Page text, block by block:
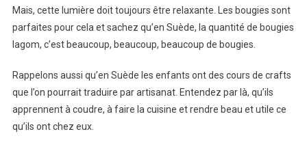
Mais, cette lumière doit toujours être relaxante. Les bougies sont
parfaites pour cela et sachez qu’en Suède, la quantité de bougies
lagom, c’est beaucoup, beaucoup, beaucoup de bougies.
Rappelons aussi qu’en Suède les enfants ont des cours de crafts
que l’on pourrait traduire par artisanat. Entendez par là, qu’ils
apprennent à coudre, à faire la cuisine et rendre beau et utile ce
qu’ils ont chez eux.